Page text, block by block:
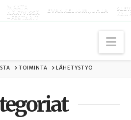
MAATA
NÄKYVISSÄ
-FESTARIT
EVANKELIUMIJUHLA
TOIMINTA LÄHETYSTYÖ